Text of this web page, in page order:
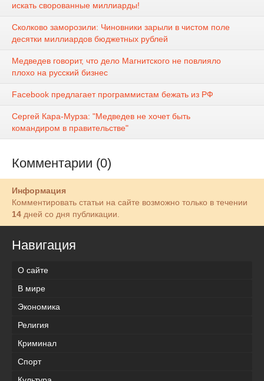
искать сворованные миллиарды!
Сколково заморозили: Чиновники зарыли в чистом поле
десятки миллиардов бюджетных рублей
Медведев говорит, что дело Магнитского не повлияло
плохо на русский бизнес
Facebook предлагает программистам бежать из РФ
Сергей Кара-Мурза: "Медведев не хочет быть
командиром в правительстве"
Комментарии (0)
Информация
Комментировать статьи на сайте возможно только в течении
14 дней со дня публикации.
Навигация
О сайте
В мире
Экономика
Религия
Криминал
Спорт